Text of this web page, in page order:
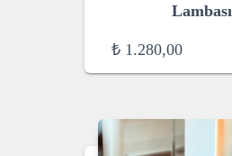
Lambası
₺ 1.280,00